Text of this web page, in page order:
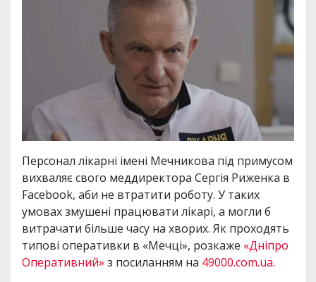
Персонал лікарні імені Мечникова під примусом
вихваляє свого меддиректора Сергія Риженка в
Facebook, аби не втратити роботу. У таких
умовах змушені працювати лікарі, а могли б
витрачати більше часу на хворих. Як проходять
типові оперативки в «Мечці», розкаже «Дніпро
Оперативний» з посиланням на 49000.com.ua.